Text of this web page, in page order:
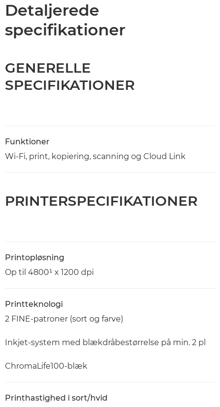
Detaljerede
specifikationer
GENERELLE
SPECIFIKATIONER
Funktioner
Wi-Fi, print, kopiering, scanning og Cloud Link
PRINTERSPECIFIKATIONER
Printopløsning
Op til 4800¹ x 1200 dpi
Printteknologi
2 FINE-patroner (sort og farve)
Inkjet-system med blækdråbestørrelse på min. 2 pl
ChromaLife100-blæk
Printhastighed i sort/hvid